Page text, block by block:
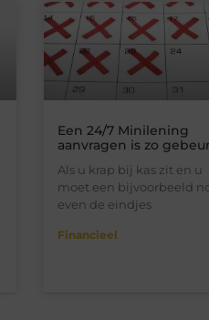
Een 24/7 Minilening
aanvragen is zo
Als u krap bij kas zit en u
moet een bijvoorbeeld
even de eindjes
Financieel